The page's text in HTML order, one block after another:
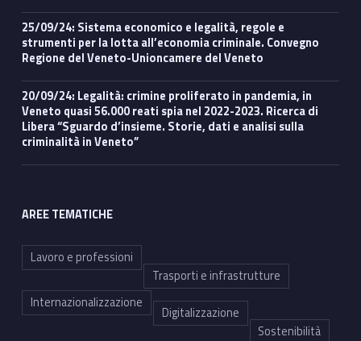
25/09/24: Sistema economico e legalità, regole e
strumenti per la lotta all’economia criminale. Convegno
Regione del Veneto-Unioncamere del Veneto
20/09/24: Legalità: crimine proliferato in pandemia, in
Veneto quasi 56.000 reati spia nel 2022-2023. Ricerca di
Libera “Sguardo d’insieme. Storie, dati e analisi sulla
criminalità in Veneto”
AREE TEMATICHE
Lavoro e professioni
Trasporti e infrastrutture
Internazionalizzazione
Digitalizzazione
Sostenibilità